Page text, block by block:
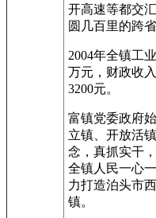
开高速等都交
圆几百里的跨
2004年全镇工
万元，财政收
3200元。
富镇党委政府
立镇、开放活
念，真抓实干
全镇人民一心
力打造泊头市
镇。